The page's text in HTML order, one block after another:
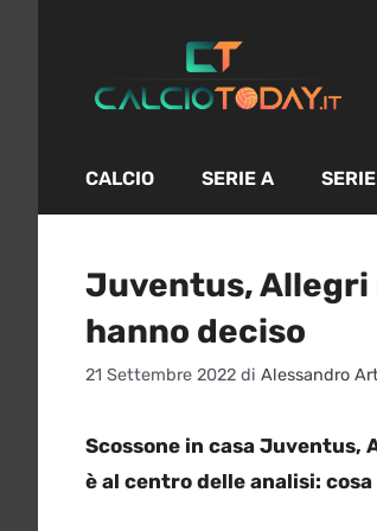
contenuto
CALCIO SERIE A
Juventus, Allegri
hanno deciso
21 Settembre 2022 di Alessandro
Scossone in casa Juventus,
è al centro delle analisi: